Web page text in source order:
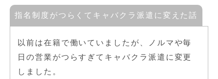
指名制度がつらくてキャバクラ派遣に変えた話
以前は在籍で働いていましたが、ノルマや毎
日の営業がつらすぎてキャバクラ派遣に変更
しました。